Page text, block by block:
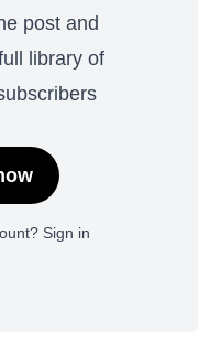
post and
library of
Sign in